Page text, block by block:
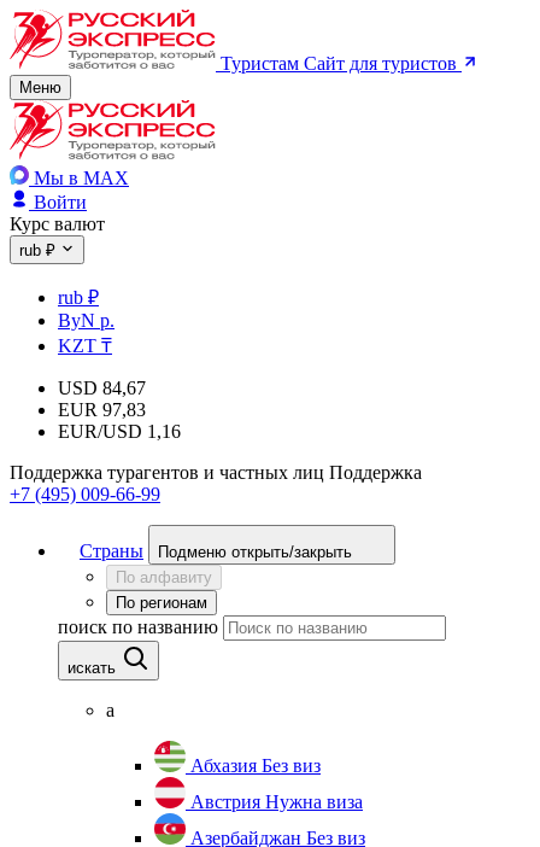
Туристам Сайт для туристов
Меню
Мы в MAX
Войти
Курс валют
rub ₽
rub ₽
ByN р.
KZT ₸
USD 84,67
EUR 97,83
EUR/USD 1,16
Поддержка турагентов и частных лиц Поддержка
+7 (495) 009-66-99
Страны
Подменю открыть/закрыть
По алфавиту
По регионам
поиск по названию
искать
а
Абхазия Без виз
Австрия Нужна виза
Азербайджан Без виз